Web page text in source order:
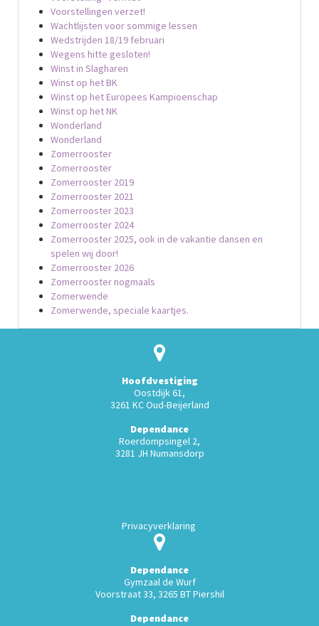
Voorstellingen verzet!
Wachtlijsten voor sommige lessen
Wedstrijden 18/19 februari
Wegens hitte gesloten!
Winst in Slagharen
Winst op het BK
Winst op het Europees Kampioenschap
Winst op het NK
Wonderland
Wonderland
Zomerrooster
Zomerrooster
Zomerrooster 2019
Zomerrooster 2021
Zomerrooster 2023
Zomerrooster 2024
Zomerrooster 2025, ook in de vakantie dansen en
spelen wij door!
Zomerrooster 2026
Zomerrooster nogmaals
Zomerwende
Zomerwende, speciale kaartjes.
Hoofdvestiging
Oostdijk 61,
3261 KC Oud-Beijerland
Dependance
Roerdompsingel 2,
3281 JH Numansdorp
Privacyverklaring
Dependance
Gymzaal de Wurf
Voorstraat 33, 3265 BT Piershil
Dependance